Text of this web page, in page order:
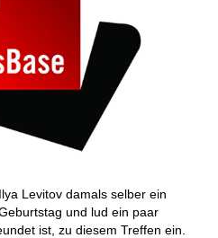
Levitov damals selber ein
und lud ein paar
ist, zu diesem Treffen ein.